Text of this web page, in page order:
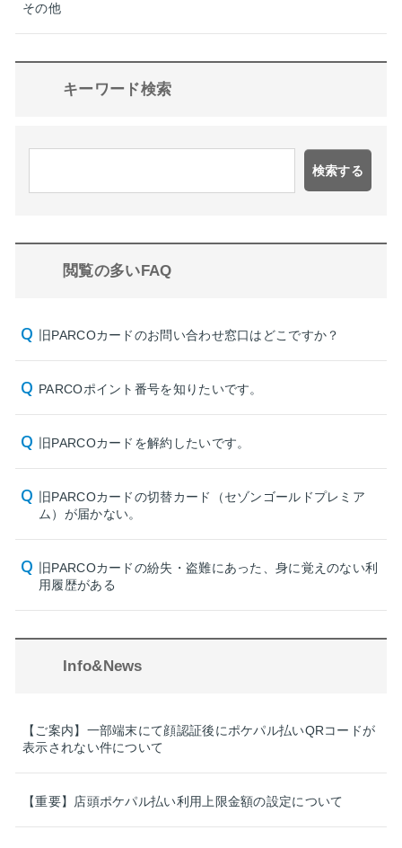
その他
キーワード検索
検索する
閲覧の多いFAQ
旧PARCOカードのお問い合わせ窓口はどこですか？
PARCOポイント番号を知りたいです。
旧PARCOカードを解約したいです。
旧PARCOカードの切替カード（セゾンゴールドプレミア
ム）が届かない。
旧PARCOカードの紛失・盗難にあった、身に覚えのない利
用履歴がある
Info&News
【ご案内】一部端末にて顔認証後にポケパル払いQRコードが
表示されない件について
【重要】店頭ポケパル払い利用上限金額の設定について